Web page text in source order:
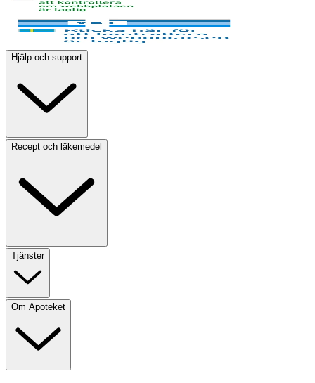
Hjälp och support
Recept och läkemedel
Tjänster
Om Apoteket